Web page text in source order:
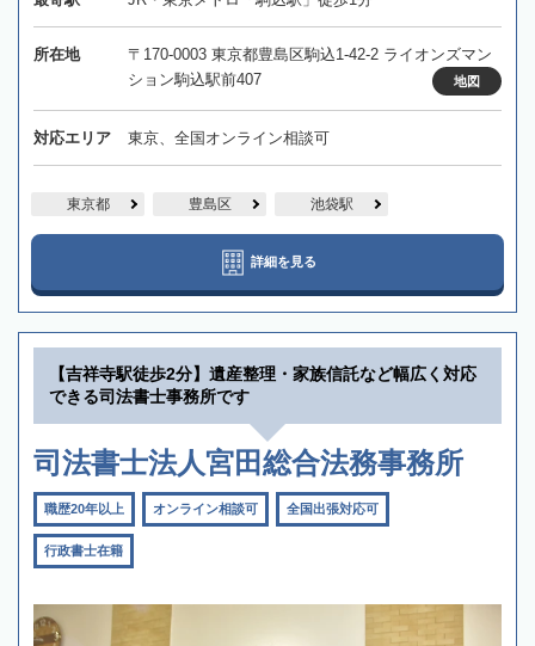
所在地
〒170-0003 東京都豊島区駒込1-42-2 ライオンズマン
ション駒込駅前407
地図
対応エリア 東京、全国オンライン相談可
東京都 豊島区 池袋駅
詳細を見る
【吉祥寺駅徒歩2分】遺産整理・家族信託など幅広く対応
できる司法書士事務所です
司法書士法人宮田総合法務事務所
職歴20年以上 オンライン相談可 全国出張対応可
行政書士在籍